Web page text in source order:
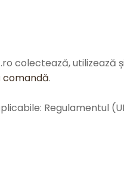
colectează, utilizează
comandă.
Regulamentul